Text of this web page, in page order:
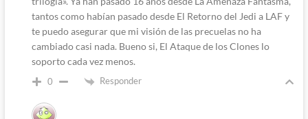
tantos como habían pasado desde El Retorno del Jedi a LAF y
te puedo asegurar que mi visión de las precuelas no ha
cambiado casi nada. Bueno si, El Ataque de los Clones lo
soporto cada vez menos.
0 Responder